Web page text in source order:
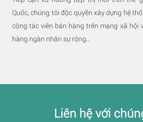
Quốc, chúng tôi độc quyền xây dựng hệ
cộng tác viên bán hàng trên mạng xã hội
hàng ngàn nhân sự rộng...
Liên hệ với